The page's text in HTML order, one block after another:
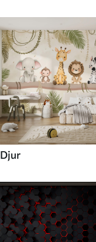
Djur